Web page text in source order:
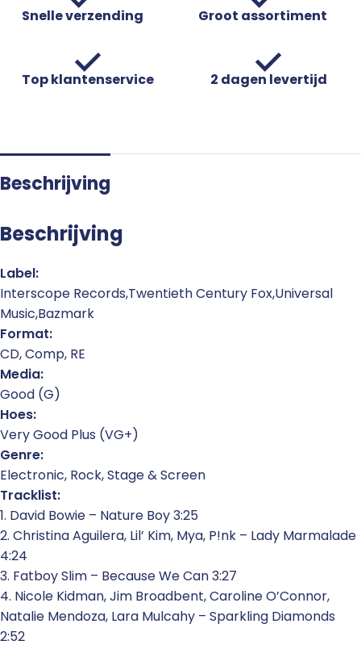
Snelle verzending Groot assortiment
Top klantenservice 2 dagen levertijd
Beschrijving
Beschrijving
Label:
Interscope Records,Twentieth Century Fox,Universal
Music,Bazmark
Format:
CD, Comp, RE
Media:
Good (G)
Hoes:
Very Good Plus (VG+)
Genre:
Electronic, Rock, Stage & Screen
Tracklist:
1. David Bowie – Nature Boy 3:25
2. Christina Aguilera, Lil’ Kim, Mya, P!nk – Lady Marmalade
4:24
3. Fatboy Slim – Because We Can 3:27
4. Nicole Kidman, Jim Broadbent, Caroline O’Connor,
Natalie Mendoza, Lara Mulcahy – Sparkling Diamonds
2:52